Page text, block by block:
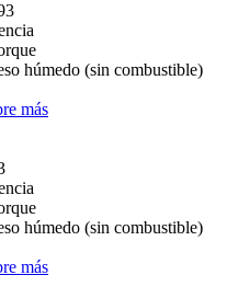
húmedo (sin combustible)
más
húmedo (sin combustible)
más